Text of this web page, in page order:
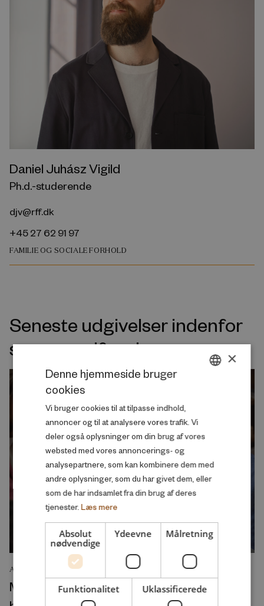
Daniel Juhász Vigild
Ph.d.-studerende
djv@rff.dk
+45 27 62 91 97
FAMILIE OG SOCIALE FORHOLD
Seneste udgivelser indenfor
samme velfærdsemne
ANALYSE
Mange borgere, som er utilfredse med
×
Denne hjemmeside bruger
cookies
Vi bruger cookies til at tilpasse indhold,
annoncer og til at analysere vores trafik. Vi
deler også oplysninger om din brug af vores
websted med vores annoncerings- og
analysepartnere, som kan kombinere dem med
andre oplysninger, som du har givet dem, eller
som de har indsamlet fra din brug af deres
tjenester. Læs mere
Absolut
nødvendige
Ydeevne Målretning
Funktionalitet Uklassificerede